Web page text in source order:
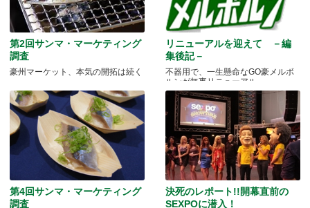
第2回サンマ・マーケティング
調査
豪州マーケット、本気の開拓は続く
リニューアルを迎えて －編
集後記－
不器用で、一生懸命なGO豪メルボ
ルンが無事リニューアル
第4回サンマ・マーケティング
調査
決死のレポート!!開幕直前の
SEXPOに潜入！